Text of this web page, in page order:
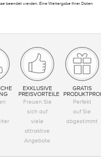
beendet werden. Eine Weitergabe Ihrer Daten
EXKLUSIVE
PREISVORTEILE
Freuen Sie
sich auf
viele
attraktive
Angebote
GRATIS
Perfekt
auf Sie
abgestimmt